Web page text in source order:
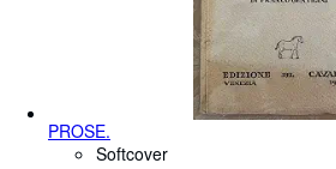
PROSE.
Softcover